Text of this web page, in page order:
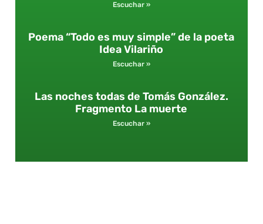
Escuchar »
Poema “Todo es muy simple” de la poeta
Idea Vilariño
Escuchar »
Las noches todas de Tomás González.
Fragmento La muerte
Escuchar »